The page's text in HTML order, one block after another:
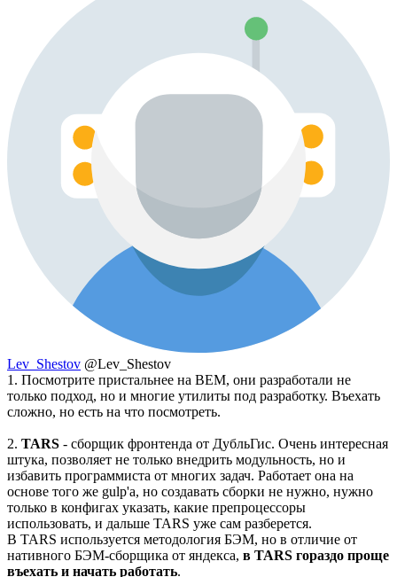
Lev_Shestov @Lev_Shestov
1. Посмотрите пристальнее на BEM, они разработали не
только подход, но и многие утилиты под разработку. Въехать
сложно, но есть на что посмотреть.
2. TARS - сборщик фронтенда от ДубльГис. Очень интересная
штука, позволяет не только внедрить модульность, но и
избавить программиста от многих задач. Работает она на
основе того же gulp'а, но создавать сборки не нужно, нужно
только в конфигах указать, какие препроцессоры
использовать, и дальше TARS уже сам разберется.
В TARS используется методология БЭМ, но в отличие от
нативного БЭМ-сборщика от яндекса, в TARS гораздо проще
въехать и начать работать.